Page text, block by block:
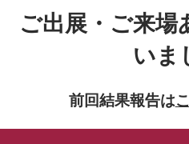
ご出展・ご来
いま
前回結果報告は